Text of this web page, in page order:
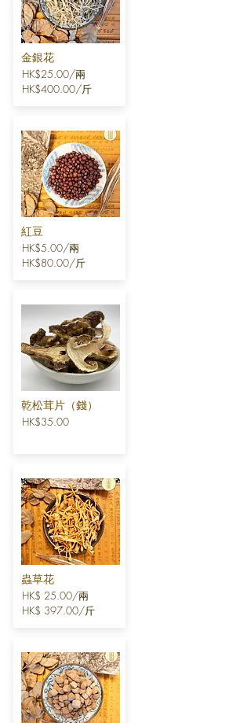
金銀花
HK$25.00/兩
HK$400.00/斤
紅豆
HK$5.00/兩
HK$80.00/斤
乾松茸片（錢）
HK$35.00
蟲草花
HK$ 25.00/兩
HK$ 397.00/斤